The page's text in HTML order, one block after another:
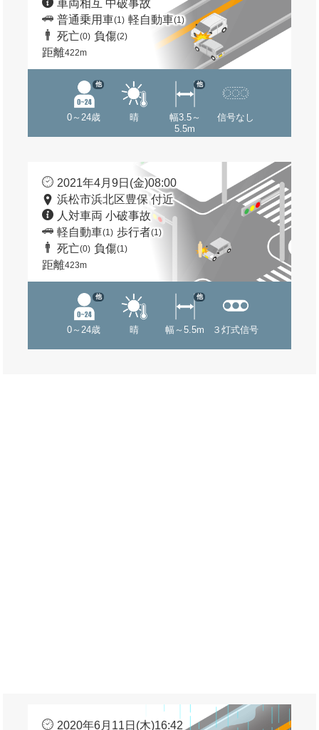
車両相互 中破事故
普通乗用車(1) 軽自動車(1)
死亡(0) 負傷(2)
距離422m
0～24歳
他
晴
幅3.5～
5.5m
他
信号なし
2021年4月9日(金)08:00
浜松市浜北区豊保 付近
人対車両 小破事故
軽自動車(1) 歩行者(1)
死亡(0) 負傷(1)
距離423m
0～24歳
他
晴 幅～5.5m
他
３灯式信号
2020年6月11日(木)16:42